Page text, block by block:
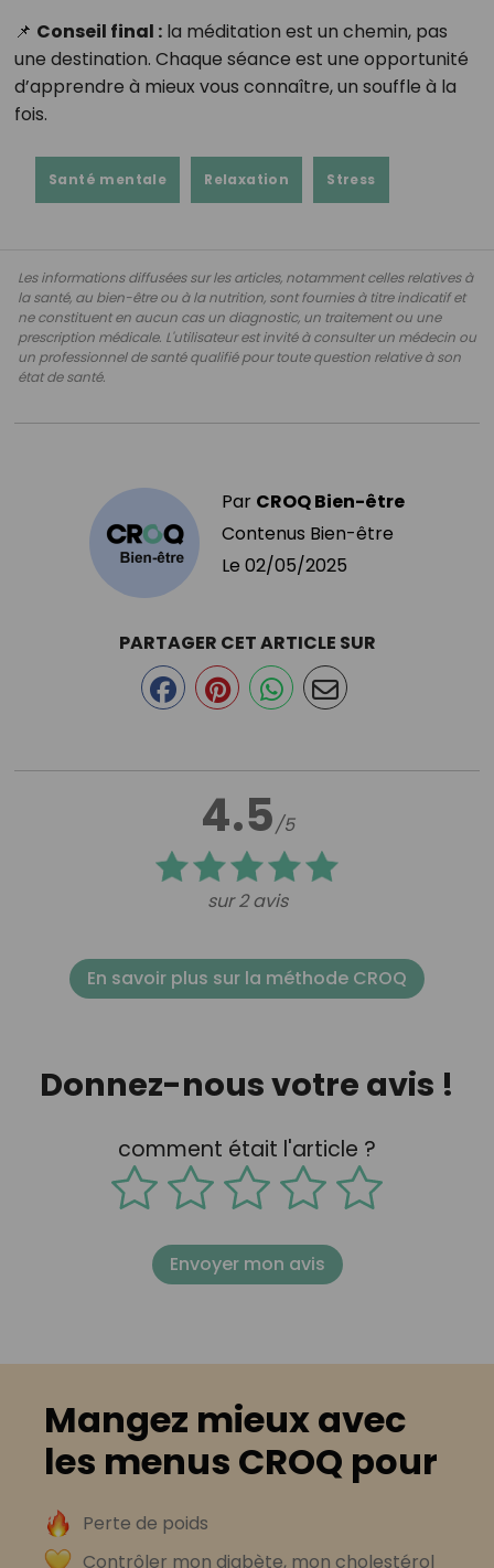
📌 Conseil final :la méditation est un chemin, pas
une destination. Chaque séance est une opportunité
d’apprendre à mieux vous connaître, un souffle à la
fois.
Santé mentale Relaxation Stress
Les informations diffusées sur les articles, notamment celles relatives à
la santé, au bien-être ou à la nutrition, sont fournies à titre indicatif et
ne constituent en aucun cas un diagnostic, un traitement ou une
prescription médicale. L'utilisateur est invité à consulter un médecin ou
un professionnel de santé qualifié pour toute question relative à son
état de santé.
Par CROQ Bien-être
Contenus Bien-être
Le 02/05/2025
4.5/5
sur 2 avis
PARTAGER CET ARTICLE SUR
En savoir plus sur la méthode CROQ
Donnez-nous votre avis !
comment était l'article ?
Envoyer mon avis
Mangez mieux avec
les menus CROQ pour
Perte de poids
Contrôler mon diabète, mon cholestérol